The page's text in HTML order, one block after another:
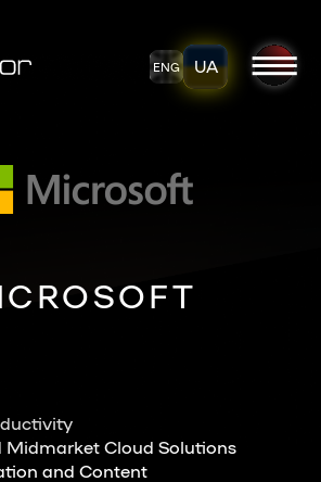
ENG UA
Midmarket Cloud Solutions
and Content